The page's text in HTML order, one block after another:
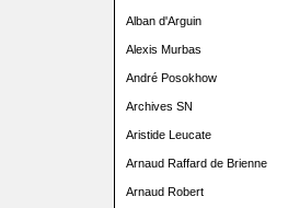
Alban d'Arguin
Alexis Murbas
André Posokhow
Archives SN
Aristide Leucate
Arnaud Raffard de Brienne
Arnaud Robert